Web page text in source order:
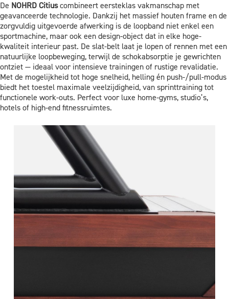
De NOHRD Citiuscombineert eersteklas vakmanschap met
geavanceerde technologie. Dankzij het massief houten frame en de
zorgvuldig uitgevoerde afwerking is de loopband niet enkel een
sportmachine, maar ook een design-object dat in elke hoge-
kwaliteit interieur past. De slat-belt laat je lopen of rennen met een
natuurlijke loopbeweging, terwijl de schokabsorptie je gewrichten
ontziet — ideaal voor intensieve trainingen of rustige revalidatie.
Met de mogelijkheid tot hoge snelheid, helling én push-/pull-modus
biedt het toestel maximale veelzijdigheid, van sprinttraining tot
functionele work-outs. Perfect voor luxe home-gyms, studio’s,
hotels of high-end fitnessruimtes.